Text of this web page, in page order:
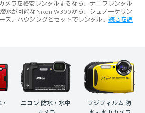
メラを格安レンタルするなら、ナニワレンタル
水が可能なNikon W300から、シュノーケリン
ズ、ハウジングとセットでレンタル… 続きを読
ニコン 防水・水中
フジフィルム 防